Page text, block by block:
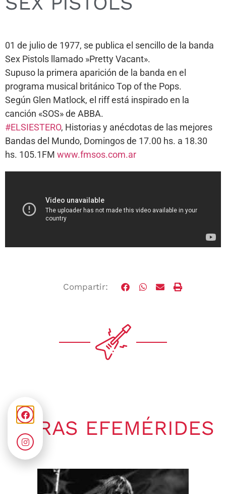
01 de julio de 1977, se publica el sencillo de la banda
Sex Pistols llamado »Pretty Vacant».
Supuso la primera aparición de la banda en el
programa musical británico Top of the Pops.
Según Glen Matlock, el riff está inspirado en la
canción «SOS» de ABBA.
#ELSIESTERO, Historias y anécdotas de las mejores
Bandas del Mundo, Domingos de 17.00 hs. a 18.30
hs. 105.1FM www.fmsos.com.ar
Compartir:
OTRAS EFEMÉRIDES